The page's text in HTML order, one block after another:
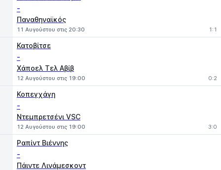
-
Παναθηναϊκός
11 Αυγούστου στις 20:30 1:1
Κατοβίτσε
-
Χάποελ Τελ Αβίβ
12 Αυγούστου στις 19:00 0:2
Κοπεγχάγη
-
Ντεμπρετσένι VSC
12 Αυγούστου στις 19:00 3:0
Ραπίντ Βιέννης
-
Πάιντε Λινάμεσκοντ